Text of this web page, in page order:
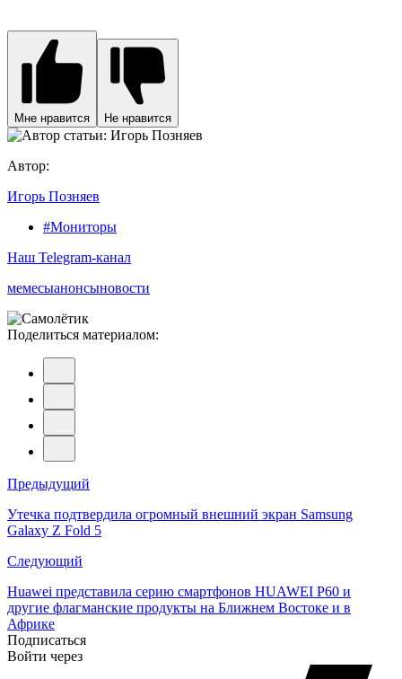
Мне нравится Не нравится
Автор:
Игорь Позняев
#Мониторы
Наш Telegram-канал
мемесыанонсыновости
Поделиться материалом:
Навигация
по
записям
Предыдущий
Утечка подтвердила огромный внешний экран Samsung
Galaxy Z Fold 5
Следующий
Huawei представила серию смартфонов HUAWEI P60 и
другие флагманские продукты на Ближнем Востоке и в
Африке
Подписаться
Войти через